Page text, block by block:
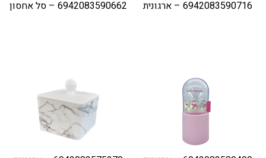
6942083590716 – ארגונית 6942083590662 – סל אחסון